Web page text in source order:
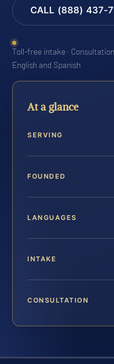
CALL (888) 437-
Toll-free intake ·
English and Spanish
At a glance
SERVING
FOUNDED
LANGUAGES
INTAKE
CONSULTATION